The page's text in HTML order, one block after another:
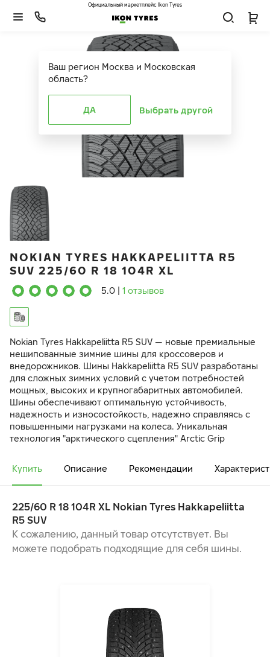
Ваш регион Москва и Московская
область?
ДА Выбрать другой
Официальный маркетплейс Ikon Tyres
NOKIAN TYRES HAKKAPELIITTA R5
SUV 225/60 R 18 104R XL
5.0 1 отзывов
Nokian Tyres Hakkapeliitta R5 SUV — новые премиальные
нешипованные зимние шины для кроссоверов и
внедорожников. Шины Hakkapeliitta R5 SUV разработаны
для сложных зимних условий с учетом потребностей
мощных, высоких и крупногабаритных автомобилей.
Шины обеспечивают оптимальную устойчивость,
надежность и износостойкость, надежно справляясь с
повышенными нагрузками на колеса. Уникальная
технология "арктического сцепления" Arctic Grip
гарантирует повышенную прочность и устойчивость к
проколам.
БЕЗУПРЕЧНОЕ ЗИМНЕЕ СЦЕПЛЕНИЕ И
СБАЛАНСИРОВАННАЯ УПРАВЛЯЕМОСТЬ
ПОВЫШЕННАЯ УСТОЙЧИВОСТЬ И МАКСИМАЛЬНЫЙ
КОМФОРТ ВОЖДЕНИЯ
НИЗКОЕ СОПРОТИВЛЕНИЕ КАЧЕНИЮ ДЛЯ
Купить Описание Рекомендации
225/60 R 18 104R XL Nokian Tyres Hakkapeliitta
R5 SUV
К сожалению, данный товар отсутствует. Вы
можете подобрать подходящие для себя шины.
Ikon Autograph Ice 10 SUV